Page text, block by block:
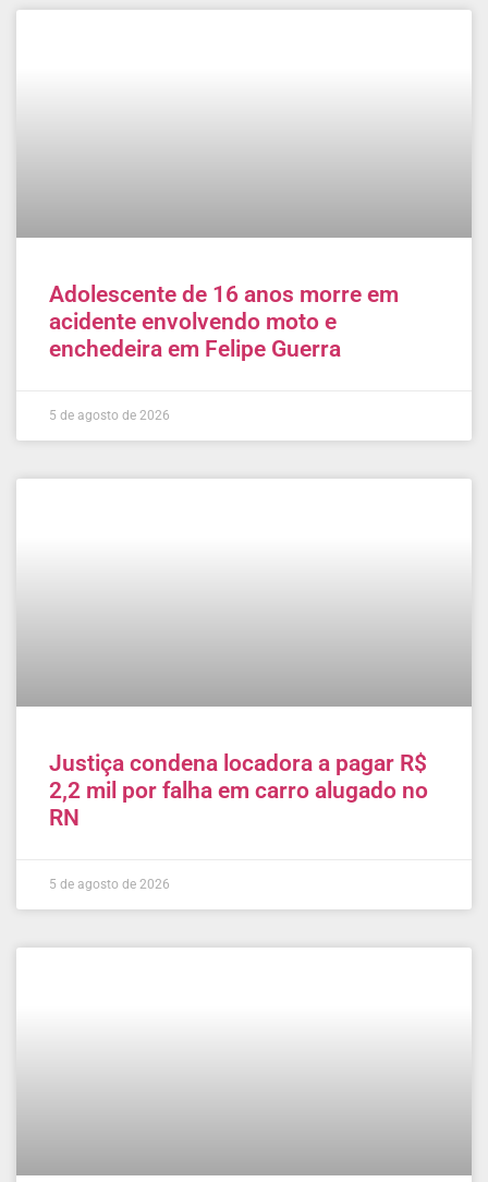
Adolescente de 16 anos morre em
acidente envolvendo moto e
enchedeira em Felipe Guerra
5 de agosto de 2026
Justiça condena locadora a pagar R$
2,2 mil por falha em carro alugado no
RN
5 de agosto de 2026